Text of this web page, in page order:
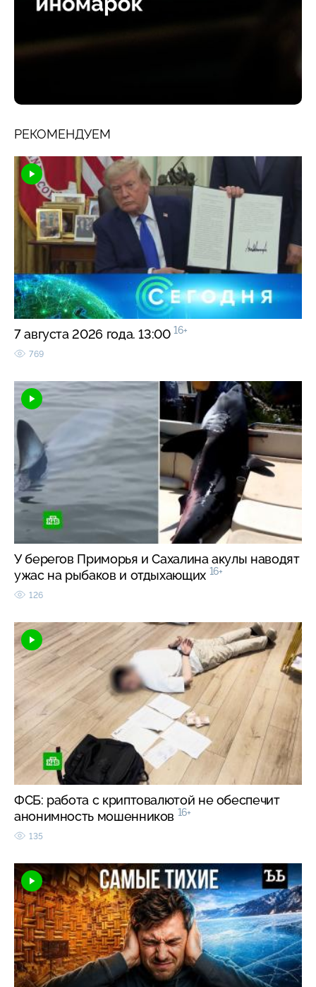
РЕКОМЕНДУЕМ
7 августа 2026 года. 13:00 16+
769
У берегов Приморья и Сахалина акулы наводят
ужас на рыбаков и отдыхающих 16+
126
ФСБ: работа с криптовалютой не обеспечит
анонимность мошенников 16+
135